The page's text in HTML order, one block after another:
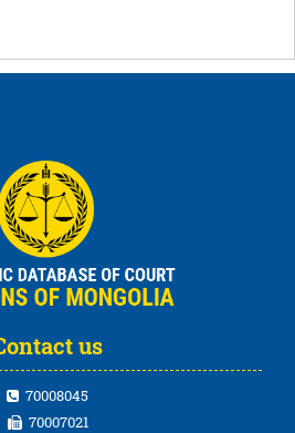
us
70008045
70007021